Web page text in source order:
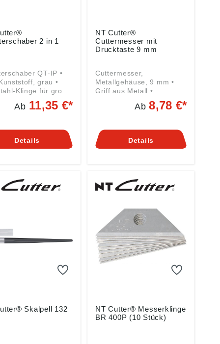
2 in 1
QT-IP •
grau •
Klinge für grobe
und
Klinge für
Ab 11,35 €*
Details
NT Cutter®
Cuttermesser mit
Drucktaste 9 mm
Cuttermesser,
Metallgehäuse, 9 mm •
Griff aus Metall •
Klingenführung aus Metall
• Fixierung der Klinge
Lieferung: Mit 1
Abbrechklinge.
Ab8,78 €*
Details
Skalpell 132
NT Cutter® Messerklinge
BR 400P (10 Stück)